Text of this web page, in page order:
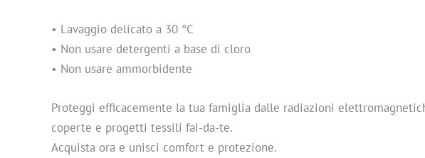
• Lavaggio delicato a 30 °C
• Non usare detergenti a base di cloro
• Non usare ammorbidente
Proteggi efficacemente la tua famiglia dalle radiazioni
coperte e progetti tessili fai-da-te.
Acquista ora e unisci comfort e protezione.